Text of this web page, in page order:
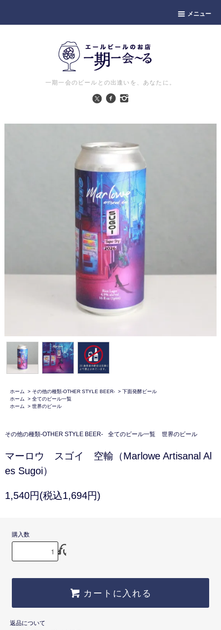
メニュー
一期一会のビールとの出逢いを、あなたに。
ホーム > その他の種類-OTHER STYLE BEER- > 下面発酵ビール
ホーム
> 全てのビール一覧
ホーム
> 世界のビール
その他の種類-OTHER STYLE BEER- 全てのビール一覧 世界のビール
マーロウ スゴイ 空輸（Marlowe Artisanal Al
es Sugoi）
1,540円(税込1,694円)
購入数
カートに入れる
返品について